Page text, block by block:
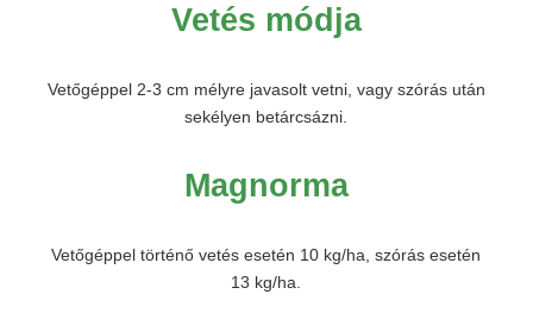
Vetés módja
Vetőgéppel 2-3 cm mélyre javasolt vetni, vagy szórás után
sekélyen betárcsázni.
Magnorma
Vetőgéppel történő vetés esetén 10 kg/ha, szórás esetén
13 kg/ha.